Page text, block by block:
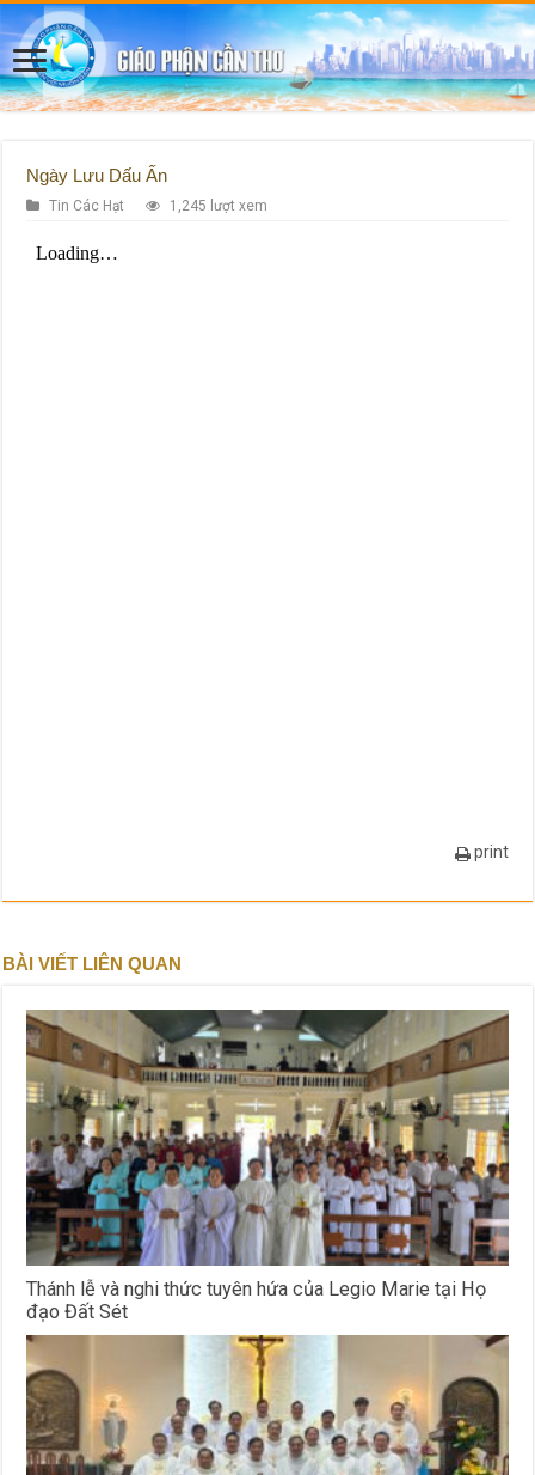
Ngày Lưu Dấu Ấn
Tin Các Hạt 1,245 lượt xem
print
BÀI VIẾT LIÊN QUAN
Thánh lễ và nghi thức tuyên hứa của Legio Marie tại Họ
đạo Đất Sét